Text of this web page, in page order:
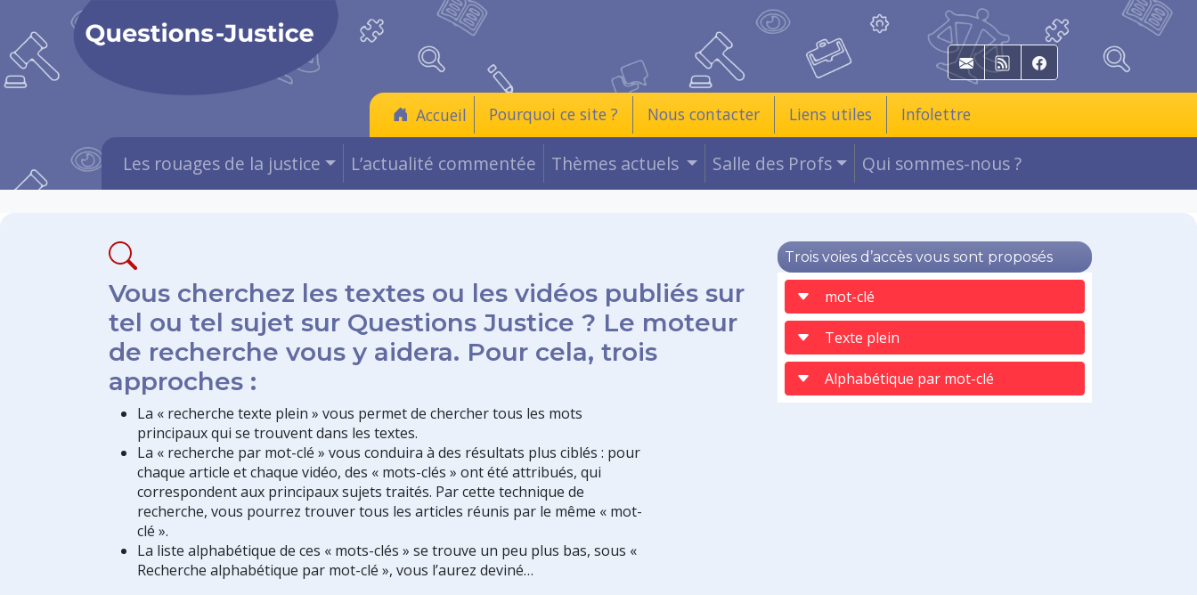
E-mail RSS Facebook
Accueil Pourquoi ce site ? Nous contacter Liens utiles Infolettre
Les rouages de la justice L’actualité commentée Thèmes actuels Salle des Profs Qui sommes-nous ?
Vous cherchez les textes ou les vidéos publiés sur
tel ou tel sujet sur Questions Justice ? Le moteur
de recherche vous y aidera. Pour cela, trois
approches :
La « recherche texte plein » vous permet de chercher tous les mots
principaux qui se trouvent dans les textes.
La « recherche par mot-clé » vous conduira à des résultats plus ciblés : pour
chaque article et chaque vidéo, des « mots-clés » ont été attribués, qui
correspondent aux principaux sujets traités. Par cette technique de
recherche, vous pourrez trouver tous les articles réunis par le même « mot-
clé ».
La liste alphabétique de ces « mots-clés » se trouve un peu plus bas, sous «
Recherche alphabétique par mot-clé », vous l’aurez deviné…
Trois voies d’accès vous sont proposés
mot-clé
Texte plein
Alphabétique par mot-clé